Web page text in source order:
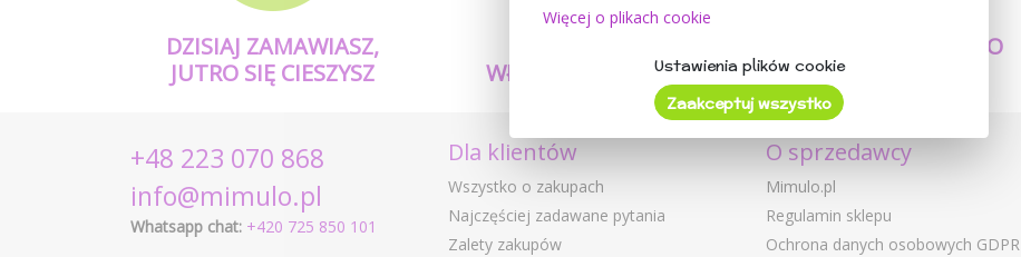
DZISIAJ ZAMAWIASZ,
JUTRO SIĘ CIESZYSZ
WŁASNE PRODUKTY
BEZPIECZEŃSTWO
+48 223 070 868
info@mimulo.pl
Whatsapp chat: +420 725 850 101
Dla klientów
Wszystko o zakupach
Najczęściej zadawane pytania
Zalety zakupów
O sprzedawcy
Mimulo.pl
Regulamin sklepu
Ochrona danych osobowych GDPR
Więcej o plikach cookie
Ustawienia plików cookie
Zaakceptuj wszystko